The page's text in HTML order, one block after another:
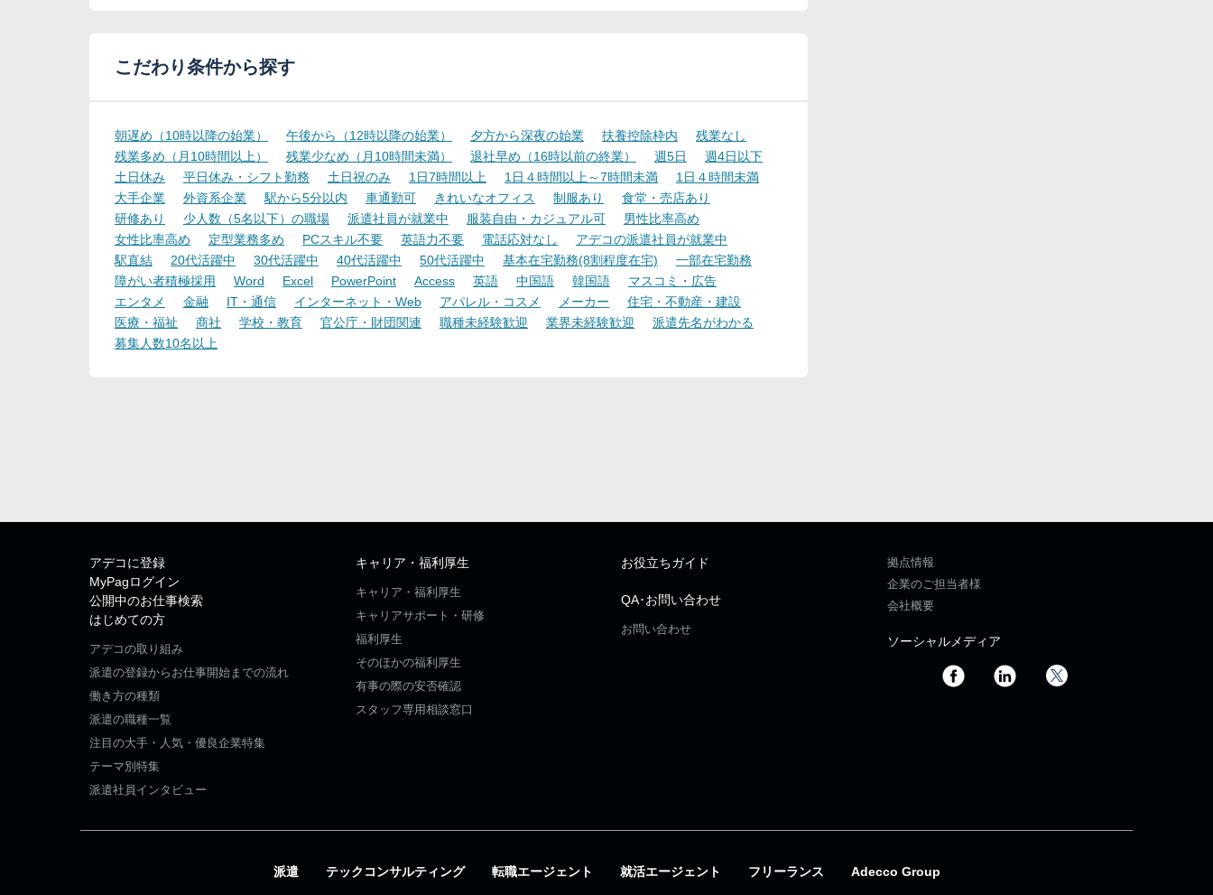
こだわり条件から探す
朝遅め（10時以降の始業） 午後から（12時以降の始業） 夕方から深夜の始業 扶養控除枠内
残業なし
残業多め（月10時間以上）
残業少なめ（月10時間未満） 退社早め（16時以前の終業） 週5日
週4日以下
土日休み
平日休み・シフト勤務 土日祝のみ 1日7時間以上 1日４時間以上～7時間未満
1日４時間未満
大手企業
外資系企業 駅から5分以内 車通勤可 きれいなオフィス 制服あり
食堂・売店あり
研修あり
少人数（5名以下）の職場 派遣社員が就業中 服装自由・カジュアル可
男性比率高め
女性比率高め
定型業務多め PCスキル不要 英語力不要 電話応対なし
アデコの派遣社員が就業中
駅直結
20代活躍中 30代活躍中 40代活躍中 50代活躍中 基本在宅勤務(8割程度在宅)
一部在宅勤務
障がい者積極採用
Word Excel PowerPoint Access 英語 中国語 韓国語
マスコミ・広告
エンタメ
金融 IT・通信 インターネット・Web アパレル・コスメ メーカー
住宅・不動産・建設
医療・福祉
商社 学校・教育 官公庁・財団関連 職種未経験歓迎 業界未経験歓迎
派遣先名がわかる
募集人数10名以上
アデコに登録
MyPagログイン
公開中のお仕事検索
はじめての方
アデコの取り組み
派遣の登録からお仕事開始までの流れ
働き方の種類
派遣の職種一覧
注目の大手・人気・優良企業特集
テーマ別特集
派遣社員インタビュー
キャリア・福利厚生
キャリア・福利厚生
キャリアサポート・研修
福利厚生
そのほかの福利厚生
有事の際の安否確認
スタッフ専用相談窓口
お役立ちガイド
QA･お問い合わせ
お問い合わせ
拠点情報
企業のご担当者様
会社概要
ソーシャルメディア
派遣 テックコンサルティング 転職エージェント 就活エージェント フリーランス Adecco Group